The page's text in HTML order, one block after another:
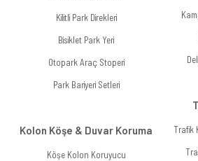
Kilitli Park Direkleri
Bisiklet Park Yeri
Otopark Araç Stoperi
Park Bariyeri Setleri
Kolon Köşe & Duvar Koruma
Köşe Kolon Koruyucu
Trafik